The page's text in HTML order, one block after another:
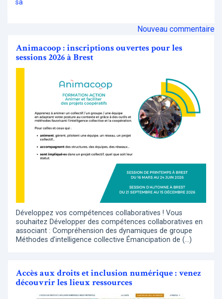
sa
Nouveau commentaire
Animacoop : inscriptions ouvertes pour les
sessions 2026 à Brest
Développez vos compétences collaboratives ! Vous
souhaitez Développer des compétences collaboratives en
associant : Compréhension des dynamiques de groupe
Méthodes d’intelligence collective Émancipation de (…)
Accès aux droits et inclusion numérique : venez
découvrir les lieux ressources